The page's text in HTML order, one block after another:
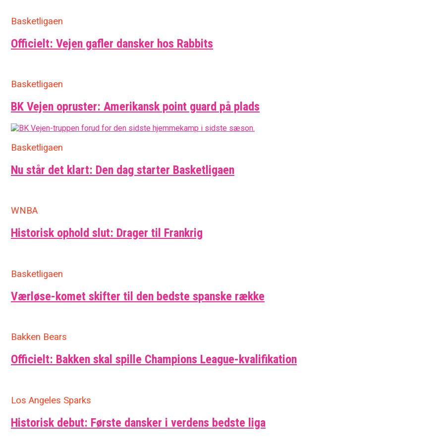
Basketligaen
Officielt: Vejen gafler dansker hos Rabbits
Basketligaen
BK Vejen opruster: Amerikansk point guard på plads
Basketligaen
Nu står det klart: Den dag starter Basketligaen
WNBA
Historisk ophold slut: Drager til Frankrig
Basketligaen
Værløse-komet skifter til den bedste spanske række
Bakken Bears
Officielt: Bakken skal spille Champions League-kvalifikation
Los Angeles Sparks
Historisk debut: Første dansker i verdens bedste liga